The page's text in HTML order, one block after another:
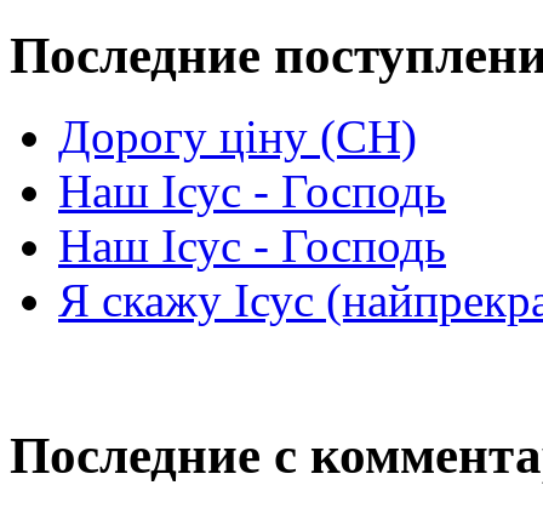
Последние
Дорогу ціну (СН)
Наш Ісус - Господь
Наш Ісус - Господь
Я скажу Ісус
Последние с